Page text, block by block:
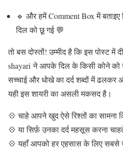
🔹 और हमें Comment Box में
दिल को छू गई 💬
तो बस दोस्तों! उम्मीद है कि इस पोस्ट में
shayari ने आपके दिल के किसी कोने को
सच्चाई और धोखे का दर्द शब्दों में
यही इस शायरी का असली मकसद है।
💠 चाहे आपने खुद ऐसे रिश्तों का सामना
💠 या सिर्फ़ उनका दर्द महसूस करना
💠 यहाँ आपको हर एहसास के लिए सबसे